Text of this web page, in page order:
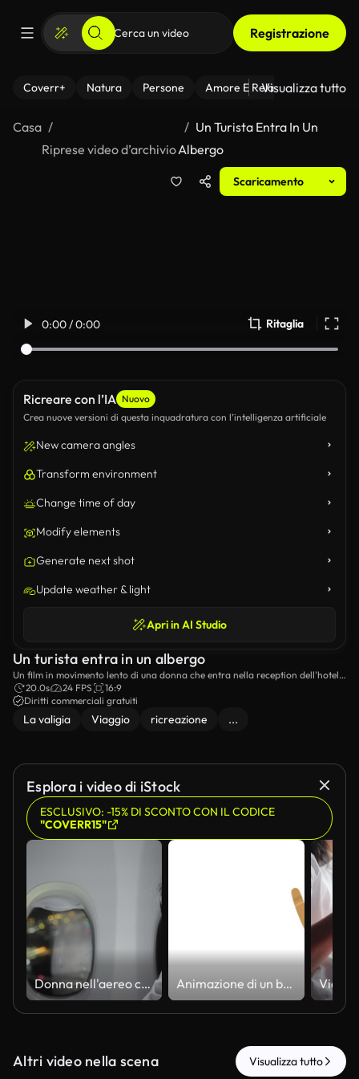
Registrazione
Coverr+ Natura Persone Amore E Relazioni Il
Visualizza tutto
Casa
Riprese video d’archivio
Un Turista Entra In Un
Albergo
Scaricamento
0:00 / 0:00 Ritaglia
Ricreare con l’IA Nuovo
Crea nuove versioni di questa inquadratura con l’intelligenza artificiale
New camera angles
Transform environment
Change time of day
Modify elements
Generate next shot
Update weather & light
Apri in AI Studio
Un turista entra in un albergo
Un film in movimento lento di una donna che entra nella reception dell'hotel
con una valigia.
20.0s 24 FPS
16:9
Diritti commerciali gratuiti
La valigia Viaggio ricreazione ...
Esplora i video di iStock
ESCLUSIVO: -15% DI SCONTO CON IL CODICE
"COVERR15"
Donna nell'aereo che guarda dal finestrino di notte Animazione di un boomerang lanciato
Altri video nella scena Visualizza tutto